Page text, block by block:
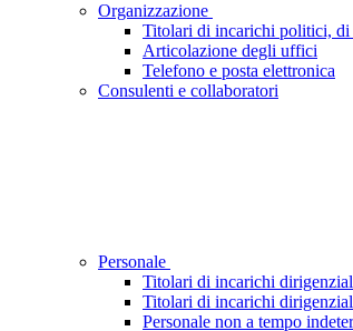
Organizzazione
Titolari di incarichi politici, di
Articolazione degli uffici
Telefono e posta elettronica
Consulenti e collaboratori
Personale
Titolari di incarichi
Titolari di incarichi
Personale non a tempo